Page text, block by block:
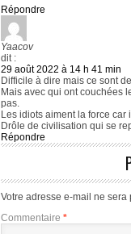
Répondre
Yaacov
dit :
29 août 2022 à 14 h 41 min
Difficile à dire mais ce sont
Mais avec qui ont couchées
pas.
Les idiots aiment la force car
Drôle de civilisation qui se
Répondre
Votre adresse e-mail ne sera
Commentaire *